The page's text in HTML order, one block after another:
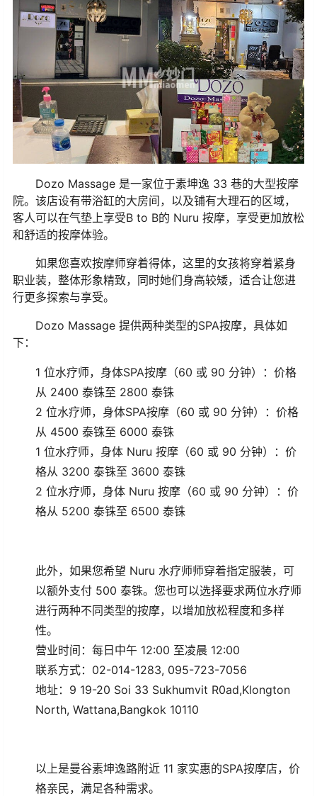
Dozo Massage 是一家位于素坤逸 33 巷的大型按摩
院。该店设有带浴缸的大房间，以及铺有大理石的区域，
客人可以在气垫上享受B to B的 Nuru 按摩，享受更加放松
和舒适的按摩体验。
如果您喜欢按摩师穿着得体，这里的女孩将穿着紧身
职业装，整体形象精致，同时她们身高较矮，适合让您进
行更多探索与享受。
Dozo Massage 提供两种类型的SPA按摩，具体如
下：
1 位水疗师，身体SPA按摩（60 或 90 分钟）：价格
从 2400 泰铢至 2800 泰铢
2 位水疗师，身体SPA按摩（60 或 90 分钟）：价格
从 4500 泰铢至 6000 泰铢
1 位水疗师，身体 Nuru 按摩（60 或 90 分钟）：价
格从 3200 泰铢至 3600 泰铢
2 位水疗师，身体 Nuru 按摩（60 或 90 分钟）：价
格从 5200 泰铢至 6500 泰铢
此外，如果您希望 Nuru 水疗师师穿着指定服装，可
以额外支付 500 泰铢。您也可以选择要求两位水疗师
进行两种不同类型的按摩，以增加放松程度和多样
性。
营业时间：每日中午 12:00 至凌晨 12:00
联系方式：02-014-1283, 095-723-7056
地址：9 19-20 Soi 33 Sukhumvit R0ad,Klongton
North, Wattana,Bangkok 10110
以上是曼谷素坤逸路附近 11 家实惠的SPA按摩店，价
格亲民，满足各种需求。